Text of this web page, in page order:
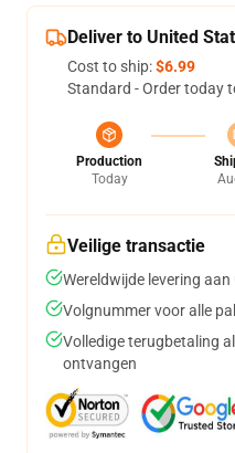
Deliver to United
Cost to ship:$6.99
Standard - Order today
Production
Today
Veilige transactie
Wereldwijde levering
Volgnummer voor alle
Volledige terugbetaling
ontvangen